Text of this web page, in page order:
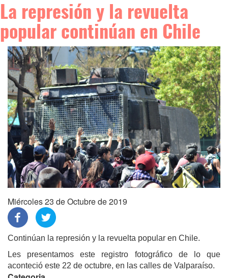
La represión y la revuelta
popular continúan en Chile
Miércoles 23 de Octubre de 2019
Continúan la represión y la revuelta popular en Chile.
Les presentamos este registro fotográfico de lo que
aconteció este 22 de octubre, en las calles de Valparaíso.